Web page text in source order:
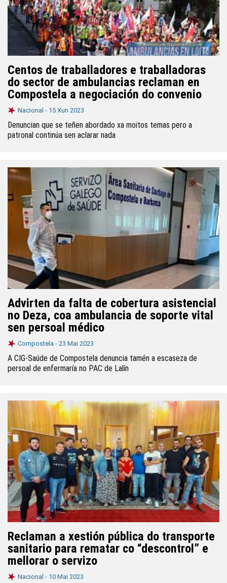
Centos de traballadores e traballadoras
do sector de ambulancias reclaman en
Compostela a negociación do convenio
Nacional - 15 Xun 2023
Denuncian que se teñen abordado xa moitos temas pero a
patronal continúa sen aclarar nada
Advirten da falta de cobertura asistencial
no Deza, coa ambulancia de soporte vital
sen persoal médico
Compostela - 23 Mai 2023
A CIG-Saúde de Compostela denuncia tamén a escaseza de
persoal de enfermaría no PAC de Lalín
Reclaman a xestión pública do transporte
sanitario para rematar co “descontrol” e
mellorar o servizo
Nacional - 10 Mai 2023